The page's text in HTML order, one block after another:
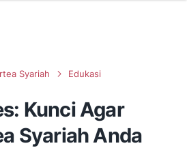
Syariah Edukasi
Kunci Agar
Syariah Anda